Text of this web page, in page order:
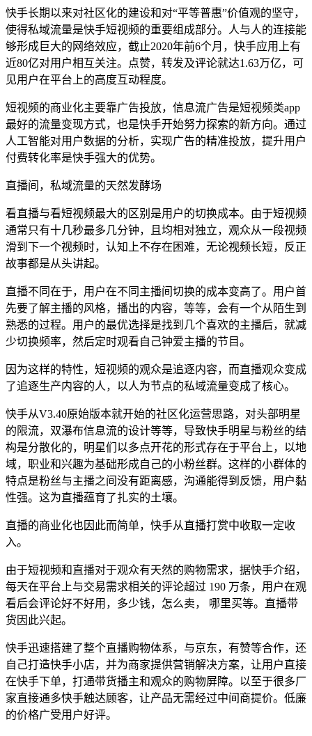
快手长期以来对社区化的建设和对“平等普惠”价值观的坚守，
使得私域流量是快手短视频的重要组成部分。人与人的连接能
够形成巨大的网络效应，截止2020年前6个月，快手应用上有
近80亿对用户相互关注。点赞，转发及评论就达1.63万亿，可
见用户在平台上的高度互动程度。
短视频的商业化主要靠广告投放，信息流广告是短视频类app
最好的流量变现方式，也是快手开始努力探索的新方向。通过
人工智能对用户数据的分析，实现广告的精准投放，提升用户
付费转化率是快手强大的优势。
直播间，私域流量的天然发酵场
看直播与看短视频最大的区别是用户的切换成本。由于短视频
通常只有十几秒最多几分钟，且均相对独立，观众从一段视频
滑到下一个视频时，认知上不存在困难，无论视频长短，反正
故事都是从头讲起。
直播不同在于，用户在不同主播间切换的成本变高了。用户首
先要了解主播的风格，播出的内容，等等，会有一个从陌生到
熟悉的过程。用户的最优选择是找到几个喜欢的主播后，就减
少切换频率，然后定时观看自己钟爱主播的节目。
因为这样的特性，短视频的观众是追逐内容，而直播观众变成
了追逐生产内容的人，以人为节点的私域流量变成了核心。
快手从V3.40原始版本就开始的社区化运营思路，对头部明星
的限流，双瀑布信息流的设计等等，导致快手明星与粉丝的结
构是分散化的，明星们以多点开花的形式存在于平台上，以地
域，职业和兴趣为基础形成自己的小粉丝群。这样的小群体的
特点是粉丝与主播之间没有距离感，沟通能得到反馈，用户黏
性强。这为直播蕴育了扎实的土壤。
直播的商业化也因此而简单，快手从直播打赏中收取一定收
入。
由于短视频和直播对于观众有天然的购物需求，据快手介绍，
每天在平台上与交易需求相关的评论超过 190 万条，用户在观
看后会评论好不好用，多少钱，怎么卖， 哪里买等。直播带
货因此兴起。
快手迅速搭建了整个直播购物体系，与京东，有赞等合作，还
自己打造快手小店，并为商家提供营销解决方案，让用户直接
在快手下单，打通带货播主和观众的购物屏障。以至于很多厂
家直接通多快手触达顾客，让产品无需经过中间商提价。低廉
的价格广受用户好评。